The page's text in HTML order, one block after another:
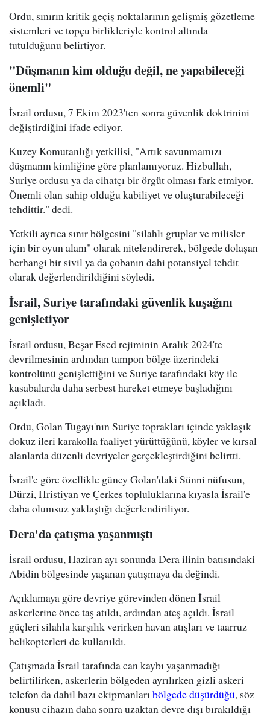
Ordu, sınırın kritik geçiş noktalarının gelişmiş gözetleme
sistemleri ve topçu birlikleriyle kontrol altında
tutulduğunu belirtiyor.
"Düşmanın kim olduğu değil, ne yapabileceği
önemli"
İsrail ordusu, 7 Ekim 2023'ten sonra güvenlik doktrinini
değiştirdiğini ifade ediyor.
Kuzey Komutanlığı yetkilisi, "Artık savunmamızı
düşmanın kimliğine göre planlamıyoruz. Hizbullah,
Suriye ordusu ya da cihatçı bir örgüt olması fark etmiyor.
Önemli olan sahip olduğu kabiliyet ve oluşturabileceği
tehdittir." dedi.
Yetkili ayrıca sınır bölgesini "silahlı gruplar ve milisler
için bir oyun alanı" olarak nitelendirerek, bölgede dolaşan
herhangi bir sivil ya da çobanın dahi potansiyel tehdit
olarak değerlendirildiğini söyledi.
İsrail, Suriye tarafındaki güvenlik kuşağını
genişletiyor
İsrail ordusu, Beşar Esed rejiminin Aralık 2024'te
devrilmesinin ardından tampon bölge üzerindeki
kontrolünü genişlettiğini ve Suriye tarafındaki köy ile
kasabalarda daha serbest hareket etmeye başladığını
açıkladı.
Ordu, Golan Tugayı'nın Suriye toprakları içinde yaklaşık
dokuz ileri karakolla faaliyet yürüttüğünü, köyler ve kırsal
alanlarda düzenli devriyeler gerçekleştirdiğini belirtti.
İsrail'e göre özellikle güney Golan'daki Sünni nüfusun,
Dürzi, Hristiyan ve Çerkes topluluklarına kıyasla İsrail'e
daha olumsuz yaklaştığı değerlendiriliyor.
Dera'da çatışma yaşanmıştı
İsrail ordusu, Haziran ayı sonunda Dera ilinin batısındaki
Abidin bölgesinde yaşanan çatışmaya da değindi.
Açıklamaya göre devriye görevinden dönen İsrail
askerlerine önce taş atıldı, ardından ateş açıldı. İsrail
güçleri silahla karşılık verirken havan atışları ve taarruz
helikopterleri de kullanıldı.
Çatışmada İsrail tarafında can kaybı yaşanmadığı
belirtilirken, askerlerin bölgeden ayrılırken gizli askeri
telefon da dahil bazı ekipmanlarıbölgede düşürdüğü, söz
konusu cihazın daha sonra uzaktan devre dışı bırakıldığı